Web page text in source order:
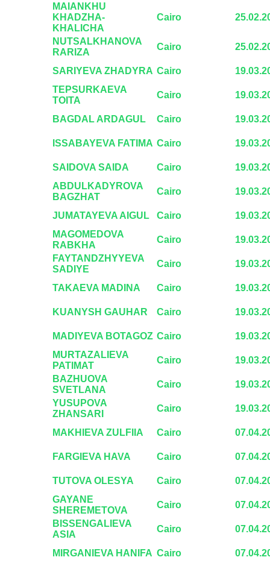
MAIANKHU
KHADZHA-
KHALICHA
Cairo
NUTSALKHANOVA
RARIZA
Cairo
SARIYEVA ZHADYRA Cairo
TEPSURKAEVA
TOITA
Cairo
BAGDAL ARDAGUL Cairo
ISSABAYEVA FATIMA Cairo
SAIDOVA SAIDA Cairo
ABDULKADYROVA
BAGZHAT
Cairo
JUMATAYEVA AIGUL Cairo
MAGOMEDOVA
RABKHA
Cairo
FAYTANDZHYYEVA
SADIYE
Cairo
TAKAEVA MADINA Cairo
KUANYSH GAUHAR Cairo
MADIYEVA BOTAGOZ Cairo
MURTAZALIEVA
PATIMAT
Cairo
BAZHUOVA
SVETLANA
Cairo
YUSUPOVA
ZHANSARI
Cairo
MAKHIEVA ZULFIIA Cairo
FARGIEVA HAVA Cairo
TUTOVA OLESYA Cairo
GAYANE
SHEREMETOVA
Cairo
BISSENGALIEVA
ASIA
Cairo
MIRGANIEVA HANIFA Cairo